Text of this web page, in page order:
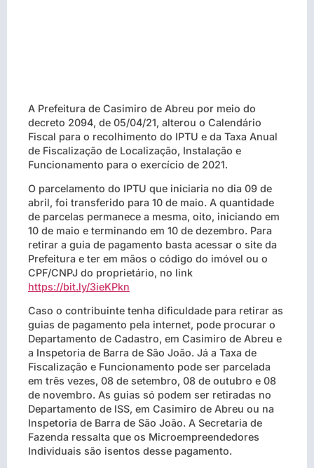
A Prefeitura de Casimiro de Abreu por meio do
decreto 2094, de 05/04/21, alterou o Calendário
Fiscal para o recolhimento do IPTU e da Taxa Anual
de Fiscalização de Localização, Instalação e
Funcionamento para o exercício de 2021.
O parcelamento do IPTU que iniciaria no dia 09 de
abril, foi transferido para 10 de maio. A quantidade
de parcelas permanece a mesma, oito, iniciando em
10 de maio e terminando em 10 de dezembro. Para
retirar a guia de pagamento basta acessar o site da
Prefeitura e ter em mãos o código do imóvel ou o
CPF/CNPJ do proprietário, no link
https://bit.ly/3ieKPkn
Caso o contribuinte tenha dificuldade para retirar as
guias de pagamento pela internet, pode procurar o
Departamento de Cadastro, em Casimiro de Abreu e
a Inspetoria de Barra de São João. Já a Taxa de
Fiscalização e Funcionamento pode ser parcelada
em três vezes, 08 de setembro, 08 de outubro e 08
de novembro. As guias só podem ser retiradas no
Departamento de ISS, em Casimiro de Abreu ou na
Inspetoria de Barra de São João. A Secretaria de
Fazenda ressalta que os Microempreendedores
Individuais são isentos desse pagamento.